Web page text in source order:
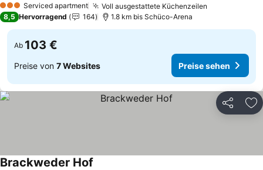
3 SterneServiced apartment Voll ausgestattete Küchenzeilen
8,5 Hervorragend 164 1.8 km bis Schüco-Arena
Ab 103 €
Preise von 7 Websites Preise sehen
Teilen
Brackweder Hof